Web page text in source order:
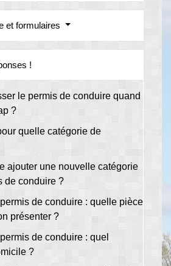
et formulaires
!
le permis de conduire quand
?
quelle catégorie de
ajouter une nouvelle catégorie
de conduire ?
de conduire : quelle pièce
présenter ?
de conduire : quel
?